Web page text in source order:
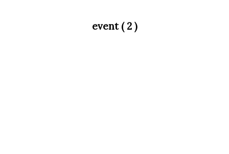
event ( 2 )